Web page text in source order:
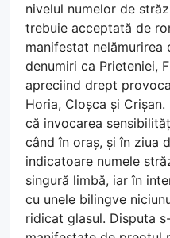
nivelul numelor de
trebuie acceptată de
manifestat nelămurirea
denumiri ca Prieteniei,
apreciind drept
Horia, Cloșca și
că invocarea
când în oraș, și în ziua
indicatoare numele
singură limbă, iar în
cu unele bilingve
ridicat glasul. Disputa